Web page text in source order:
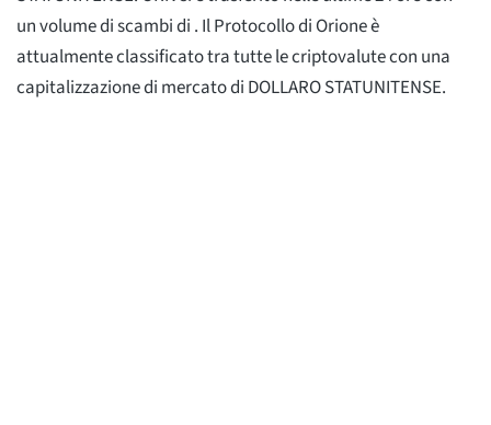
un volume di scambi di . Il Protocollo di Orione è
attualmente classificatotra tutte le criptovalute con una
capitalizzazione di mercato di DOLLARO STATUNITENSE.